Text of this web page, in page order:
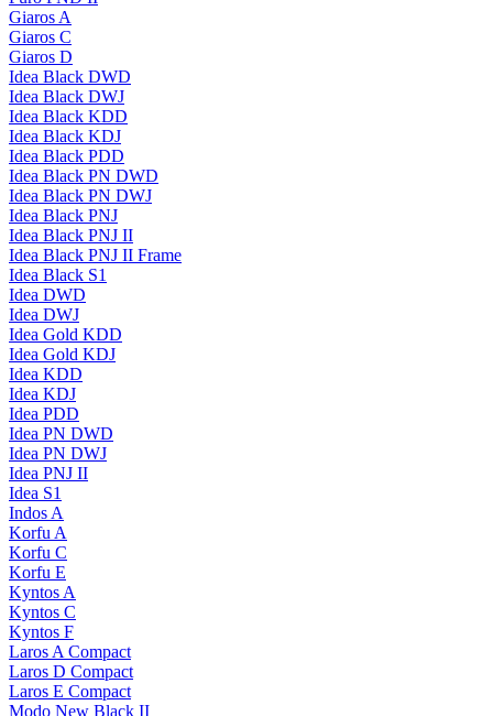
Giaros A
Giaros C
Giaros D
Idea Black DWD
Idea Black DWJ
Idea Black KDD
Idea Black KDJ
Idea Black PDD
Idea Black PN DWD
Idea Black PN DWJ
Idea Black PNJ
Idea Black PNJ II
Idea Black PNJ II Frame
Idea Black S1
Idea DWD
Idea DWJ
Idea Gold KDD
Idea Gold KDJ
Idea KDD
Idea KDJ
Idea PDD
Idea PN DWD
Idea PN DWJ
Idea PNJ II
Idea S1
Indos A
Korfu A
Korfu C
Korfu E
Kyntos A
Kyntos C
Kyntos F
Laros A Compact
Laros D Compact
Laros E Compact
Modo New Black II